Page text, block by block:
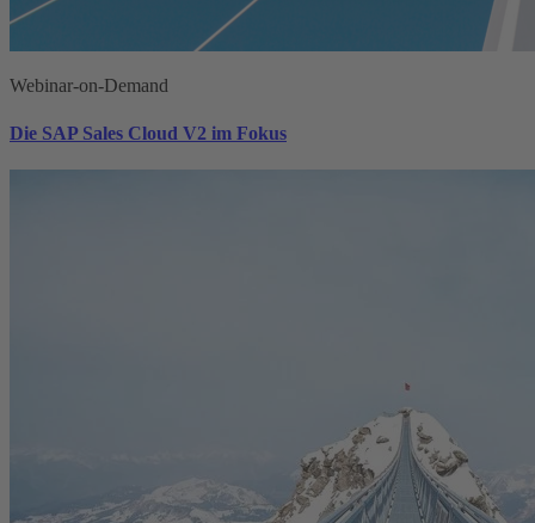
Webinar-on-Demand
Die SAP Sales Cloud V2 im Fokus